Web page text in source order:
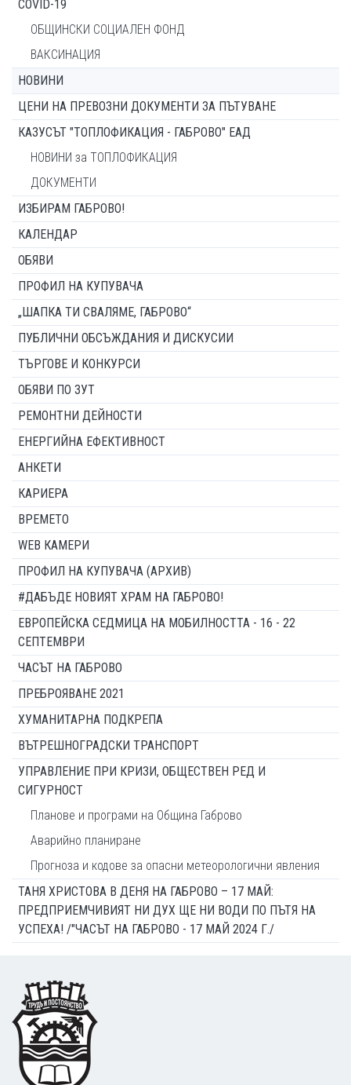
COVID-19
ОБЩИНСКИ СОЦИАЛЕН ФОНД
ВАКСИНАЦИЯ
НОВИНИ
ЦЕНИ НА ПРЕВОЗНИ ДОКУМЕНТИ ЗА ПЪТУВАНЕ
КАЗУСЪТ "ТОПЛОФИКАЦИЯ - ГАБРОВО" ЕАД
НОВИНИ за ТОПЛОФИКАЦИЯ
ДОКУМЕНТИ
ИЗБИРАМ ГАБРОВО!
КАЛЕНДАР
ОБЯВИ
ПРОФИЛ НА КУПУВАЧА
„ШАПКА ТИ СВАЛЯМЕ, ГАБРОВО“
ПУБЛИЧНИ ОБСЪЖДАНИЯ И ДИСКУСИИ
ТЪРГОВЕ И КОНКУРСИ
ОБЯВИ ПО ЗУТ
РЕМОНТНИ ДЕЙНОСТИ
ЕНЕРГИЙНА ЕФЕКТИВНОСТ
АНКЕТИ
КАРИЕРА
ВРЕМЕТО
WEB КАМЕРИ
ПРОФИЛ НА КУПУВАЧА (АРХИВ)
#ДАБЪДЕ НОВИЯТ ХРАМ НА ГАБРОВО!
ЕВРОПЕЙСКА СЕДМИЦА НА МОБИЛНОСТТА - 16 - 22
СЕПТЕМВРИ
ЧАСЪТ НА ГАБРОВО
ПРЕБРОЯВАНЕ 2021
ХУМАНИТАРНА ПОДКРЕПА
ВЪТРЕШНОГРАДСКИ ТРАНСПОРТ
УПРАВЛЕНИЕ ПРИ КРИЗИ, ОБЩЕСТВЕН РЕД И
СИГУРНОСТ
Планове и програми на Община Габрово
Аварийно планиране
Прогноза и кодове за опасни метеорологични явления
ТАНЯ ХРИСТОВА В ДЕНЯ НА ГАБРОВО – 17 МАЙ:
ПРЕДПРИЕМЧИВИЯТ НИ ДУХ ЩЕ НИ ВОДИ ПО ПЪТЯ НА
УСПЕХА! /"ЧАСЪТ НА ГАБРОВО - 17 МАЙ 2024 Г./
Footer